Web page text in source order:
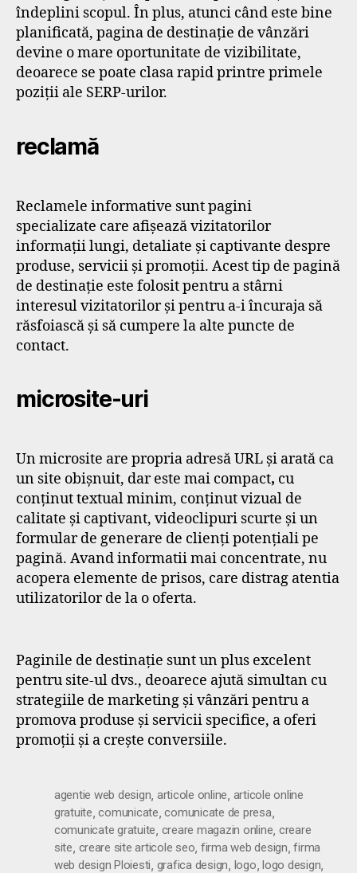
îndeplini scopul. În plus, atunci când este bine
planificată, pagina de destinație de vânzări
devine o mare oportunitate de vizibilitate,
deoarece se poate clasa rapid printre primele
poziții ale SERP-urilor.
reclamă
Reclamele informative sunt pagini
specializate care afișează vizitatorilor
informații lungi, detaliate și captivante despre
produse, servicii și promoții. Acest tip de pagină
de destinație este folosit pentru a stârni
interesul vizitatorilor și pentru a-i încuraja să
răsfoiască și să cumpere la alte puncte de
contact.
microsite-uri
Un microsite are propria adresă URL și arată ca
un site obișnuit, dar este mai compact, cu
conținut textual minim, conținut vizual de
calitate și captivant, videoclipuri scurte și un
formular de generare de clienți potențiali pe
pagină. Avand informatii mai concentrate, nu
acopera elemente de prisos, care distrag atentia
utilizatorilor de la o oferta.
Paginile de destinație sunt un plus excelent
pentru site-ul dvs., deoarece ajută simultan cu
strategiile de marketing și vânzări pentru a
promova produse și servicii specifice, a oferi
promoții și a crește conversiile.
agentie web design, articole online, articole online
gratuite,comunicate,comunicate de presa,
comunicate gratuite, creare magazin online, creare
site, creare site articole seo, firma web design,firma
web design Ploiesti, grafica design, logo,logo design,